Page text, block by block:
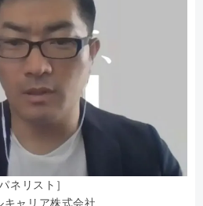
パネリスト］
キャリア株式会社